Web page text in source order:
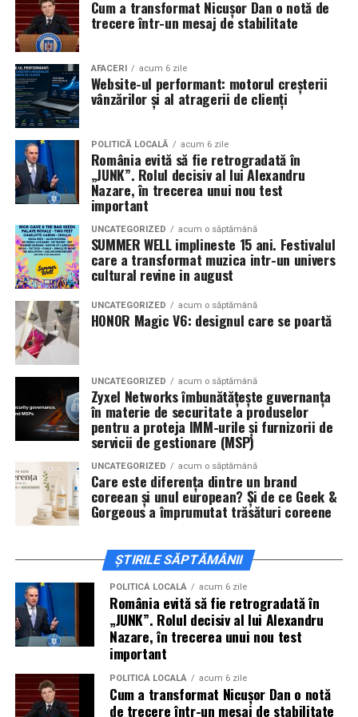
mea”de la Cinema City din City Park Constanța,de la
18:30, unde
regizorul Paul Decu și actrița Azaleea
Necula, originari din Constanța și împrejurimi, vor
prezenta filmul alături de colegii lor
Alexandra Răduță și Gabriel Vatavu.
Cinema City Shopping City Galați
12 februarie de la 18:30la întâlnirea cu actrițele
State și Azaleea Necula și regizorul Paul Decu.
Pe 13 februarie la ora 18:30, spectatorii dinIași
invitați la proiecția specială din
Mall, alături de regizorulPaul Decuși de
actoriiGabriel Vatavu, Sergiu Costache, Azaleea
Necula, Alexandra Răduță.
De „Ziua Îndrăgostiților”, pe14 februarie, în Cinema
City Iulius Mall Suceava, de la 18:30, spectatorii sunt
invitați la film alături de regizorul
actoriiSergiu Costache, Vlad si Oana Gherman,
Alexandra Răduță.
Cineplexx Băneasa Shopping City
Bucureștigăzduiește o proiecție specială în prezența
întregii echipe pe15 februarie, de la 17:30.
ÎnCraiova , regizorul Paul Decuși actorii Sergiu
Costache, Azaleea Necula și Oana Gherman vor
Mall pe 16 februarie de la ora 18:00.
ActoriiVlad Gherman, Oana Gherman și Ioana
Ginghină
vin la întâlnirea cu publicul dinCinema City
Vivo! Pitești pe 17 februarie, de la 18:30și vor
participa la o discuție după proiecție, alături de
Paul Decu.
Caravana„În pielea mea”ajunge laCinema City
Cum a transformat Nicușor Dan o notă de
trecere într-un mesaj de stabilitate
AFACERI acum 6 zile
Website-ul performant: motorul creșterii
vânzărilor și al atragerii de clienți
POLITICĂ LOCALĂ acum 6 zile
România evită să fie retrogradată în
„JUNK”. Rolul decisiv al lui Alexandru
Nazare, în trecerea unui nou test
important
UNCATEGORIZED acum o săptămână
SUMMER WELL implineste 15 ani. Festivalul
care a transformat muzica intr-un univers
cultural revine in august
UNCATEGORIZED acum o săptămână
HONOR Magic V6: designul care se poartă
UNCATEGORIZED acum o săptămână
Zyxel Networks îmbunătățește guvernanța
în materie de securitate a produselor
pentru a proteja IMM-urile și furnizorii de
servicii de gestionare (MSP)
UNCATEGORIZED acum o săptămână
Care este diferența dintre un brand
coreean și unul european? Și de ce Geek &
Gorgeous a împrumutat trăsături coreene
ȘTIRILE SĂPTĂMÂNII
POLITICĂ LOCALĂ acum 6 zile
România evită să fie retrogradată în
„JUNK”. Rolul decisiv al lui Alexandru
Nazare, în trecerea unui nou test
important
POLITICĂ LOCALĂ acum 6 zile
Cum a transformat Nicușor Dan o notă
de trecere într-un mesaj de stabilitate